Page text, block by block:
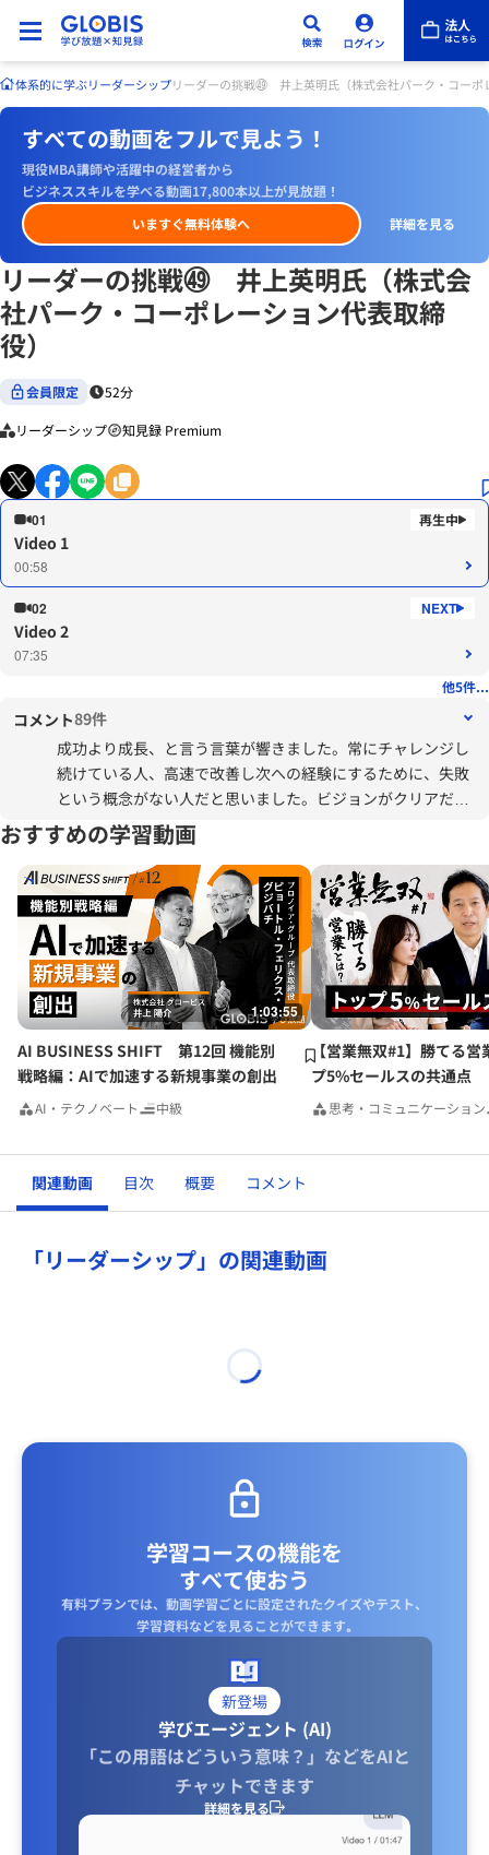
体系的に学ぶリーダーシップリーダーの挑戦㊾ 井上英明氏（株式会社パーク・コーポ
すべての動画をフルで見よう！
現役MBA講師や活躍中の経営者から
ビジネススキルを学べる動画17,800本以上が見放題！
いますぐ無料体験へ
詳細を見る
リーダーの挑戦㊾ 井上英明氏（株式会
社パーク・コーポレーション代表取締
役）
会員限定 52分
リーダーシップ 知見録 Premium
01
Video 1
00:58
02
Video 2
07:35
他5件...
コメント89件
成功より成長、と言う言葉が響きました。常にチャレンジし
続けている人、高速で改善し次への経験にするために、失敗
という概念がない人だと思いました。ビジョンがクリアだか
らだと思うので、自分のビジョンを今一度見直したいと思い
ます。
おすすめの学習動画
1:03:55
AI BUSINESS SHIFT 第12回 機能別
戦略編：AIで加速する新規事業の創出
AI・テクノベート 中級
【営業無双#1】勝てる営
プ5%セールスの共通点
思考・コミュニケーション
関連動画 目次 概要 コメント
「リーダーシップ」の関連動画
学習コースの機能を
すべて使おう
有料プランでは、動画学習ごとに設定されたクイズやテスト、
学習資料などを見ることができます｡
新登場
学びエージェント (AI)
「この用語はどういう意味？」などをAIと
チャットできます
詳細を見る